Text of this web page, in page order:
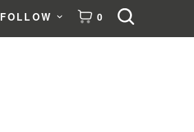
FOLLOW 0